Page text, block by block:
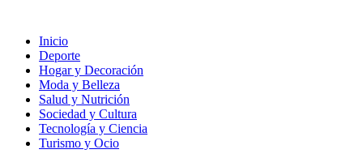
contenido
Inicio
Deporte
Hogar y Decoración
Moda y Belleza
Salud y Nutrición
Sociedad y Cultura
Tecnología y Ciencia
Turismo y Ocio